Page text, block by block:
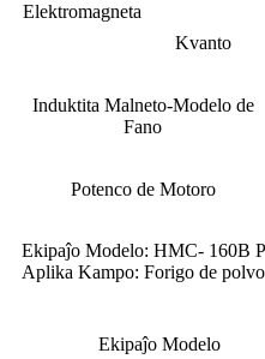
Elektromagneta
Kvanto
Induktita Malneto-Modelo de
Fano
Potenco de Motoro
Ekipaĵo Modelo: HMC- 160B
Aplika Kampo: Forigo de
Ekipaĵo Modelo